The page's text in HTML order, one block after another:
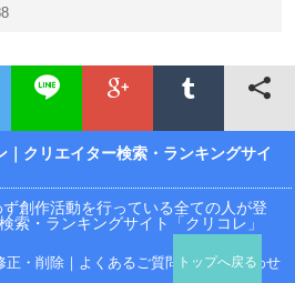
｜クリエイター検索・ランキングサイ
創作活動を行っている全ての人が登
索・ランキングサイト「クリコレ」
正・削除 ｜ よくあるご質問 ｜お問い合わせ
トップへ戻る